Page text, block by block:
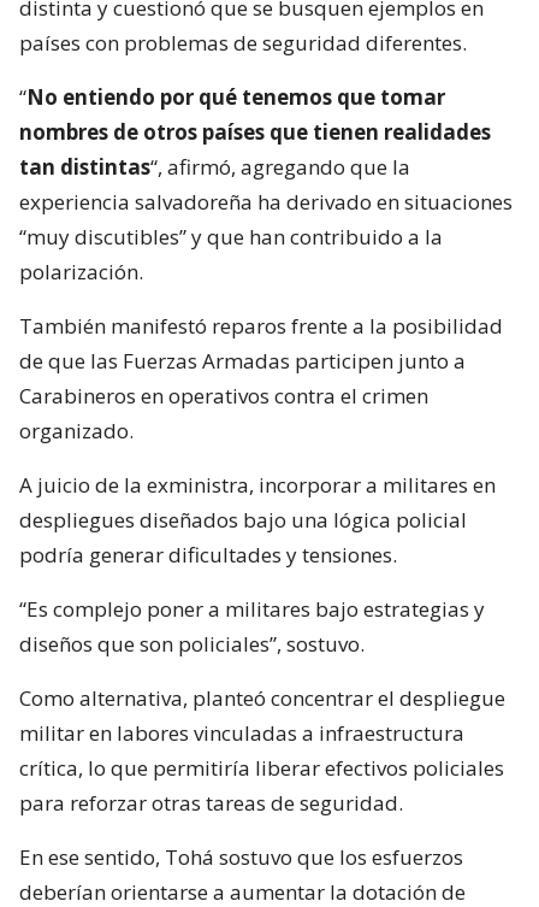
distinta y cuestionó que se busquen ejemplos en
países con problemas de seguridad diferentes.
“No entiendo por qué tenemos que tomar
nombres de otros países que tienen realidades
tan distintas“, afirmó, agregando que la
experiencia salvadoreña ha derivado en situaciones
“muy discutibles” y que han contribuido a la
polarización.
También manifestó reparos frente a la posibilidad
de que las Fuerzas Armadas participen junto a
Carabineros en operativos contra el crimen
organizado.
A juicio de la exministra, incorporar a militares en
despliegues diseñados bajo una lógica policial
podría generar dificultades y tensiones.
“Es complejo poner a militares bajo estrategias y
diseños que son policiales”, sostuvo.
Como alternativa, planteó concentrar el despliegue
militar en labores vinculadas a infraestructura
crítica, lo que permitiría liberar efectivos policiales
para reforzar otras tareas de seguridad.
En ese sentido, Tohá sostuvo que los esfuerzos
deberían orientarse a aumentar la dotación de